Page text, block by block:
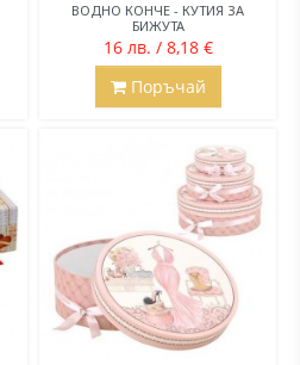
ВОДНО КОНЧЕ - КУТИЯ ЗА
БИЖУТА
16 лв. / 8,18 €
Поръчай